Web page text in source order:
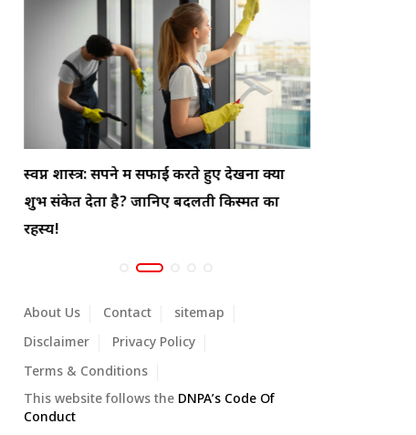
स्वप्न शास्त्र: सपने में सफाई करते हुए देखना क्या
शुभ संकेत देता है? जानिए बदलती किस्मत का
रहस्य!
About Us Contact
sitemap
Disclaimer
Privacy Policy
Terms & Conditions
This website follows the DNPA’s Code Of
Conduct